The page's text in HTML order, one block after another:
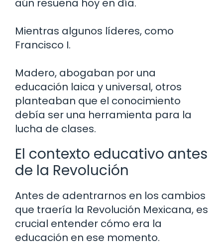
Mientras algunos líderes, como
Francisco I.
Madero, abogaban por una
educación laica y universal, otros
planteaban que el conocimiento
debía ser una herramienta para la
lucha de clases.
El contexto educativo antes
de la Revolución
Antes de adentrarnos en los cambios
que traería la Revolución Mexicana, es
crucial entender cómo era la
educación en ese momento.